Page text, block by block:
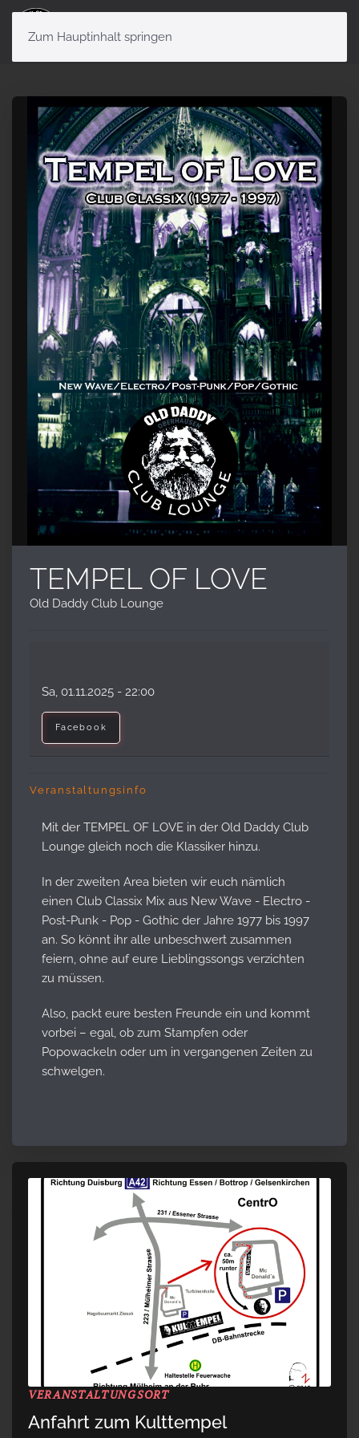
Zum Hauptinhalt springen
TEMPEL OF LOVE
Old Daddy Club Lounge
Sa, 01.11.2025 - 22:00
Facebook
Veranstaltungsinfo
Mit der TEMPEL OF LOVE in der Old Daddy Club
Lounge gleich noch die Klassiker hinzu.
In der zweiten Area bieten wir euch nämlich
einen Club Classix Mix aus New Wave - Electro -
Post-Punk - Pop - Gothic der Jahre 1977 bis 1997
an. So könnt ihr alle unbeschwert zusammen
feiern, ohne auf eure Lieblingssongs verzichten
zu müssen.
Also, packt eure besten Freunde ein und kommt
vorbei – egal, ob zum Stampfen oder
Popowackeln oder um in vergangenen Zeiten zu
schwelgen.
VERANSTALTUNGSORT
Anfahrt zum Kulttempel